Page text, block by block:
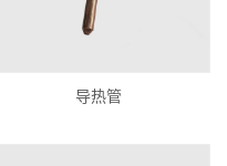
导热管